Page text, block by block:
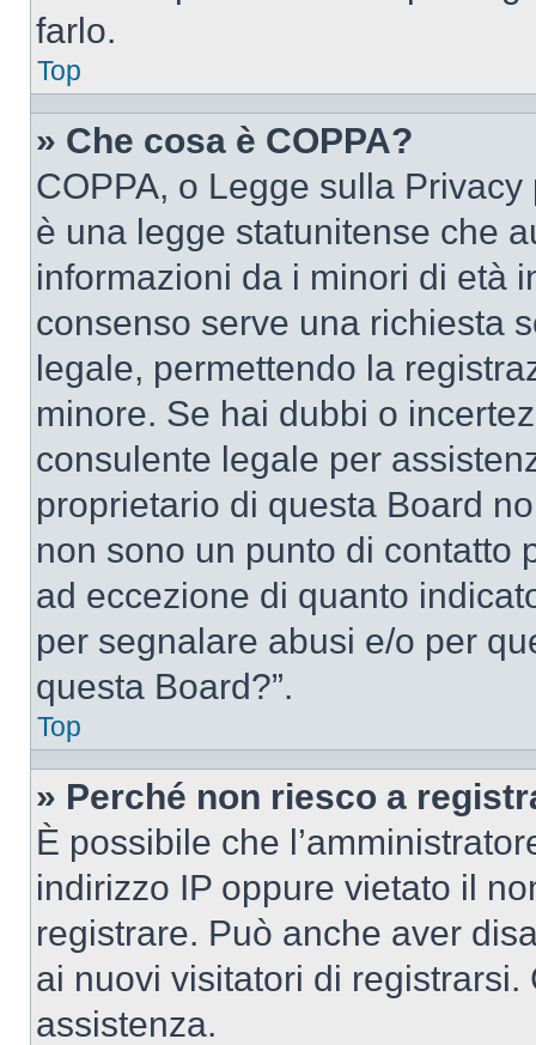
farlo.
Top
» Che cosa è COPPA?
COPPA, o Legge sulla
è una legge statunitense che
informazioni da i minori di età
consenso serve una richiesta
legale, permettendo la
minore. Se hai dubbi o
consulente legale per
proprietario di questa Board
non sono un punto di contatto
ad eccezione di quanto
per segnalare abusi e/o per
questa Board?”.
Top
» Perché non riesco a
È possibile che
indirizzo IP oppure vietato il
registrare. Può anche aver
ai nuovi visitatori di
assistenza.